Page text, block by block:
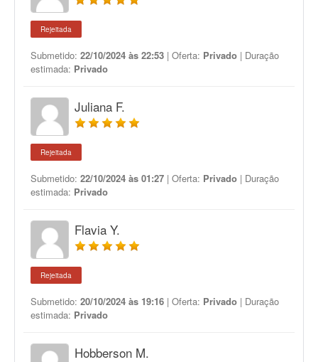
Rejeitada
Submetido: 22/10/2024 às 22:53 | Oferta: Privado | Duração
estimada: Privado
Juliana F.
Rejeitada
Submetido: 22/10/2024 às 01:27 | Oferta: Privado | Duração
estimada: Privado
Flavia Y.
Rejeitada
Submetido: 20/10/2024 às 19:16 | Oferta: Privado | Duração
estimada: Privado
Hobberson M.